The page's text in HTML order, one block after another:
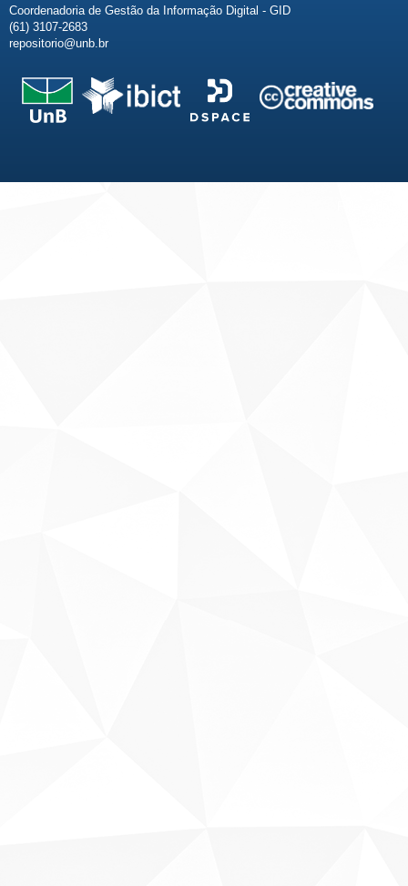
Coordenadoria de Gestão da Informação Digital - GID
(61) 3107-2683
repositorio@unb.br